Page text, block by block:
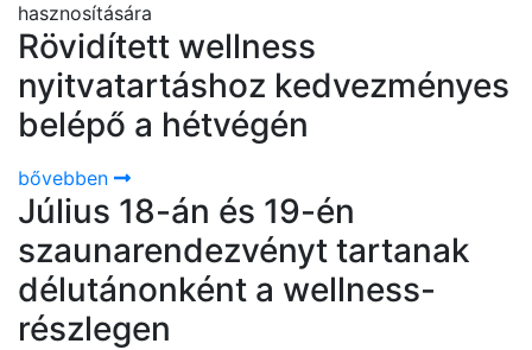
Rövidített wellness
nyitvatartáshoz kedvezményes
belépő a hétvégén
bővebben
Július 18-án és 19-én
szaunarendezvényt tartanak
délutánonként a wellness-
részlegen